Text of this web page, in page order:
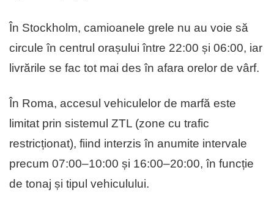
În Stockholm, camioanele grele nu au voie să
circule în centrul orașului între 22:00 și 06:00, iar
livrările se fac tot mai des în afara orelor de vârf.
În Roma, accesul vehiculelor de marfă este
limitat prin sistemul ZTL (zone cu trafic
restricționat), fiind interzis în anumite intervale
precum 07:00–10:00 și 16:00–20:00, în funcție
de tonaj și tipul vehiculului.